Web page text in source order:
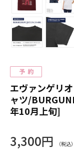
エヴァンゲリ
ャツ/
年10月上旬]
3,300円